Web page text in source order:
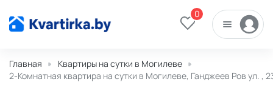
0
Главная
Квартиры на сутки в Могилеве
2-Комнатная квартира на сутки в Могилеве, Ганджеев Ров ул. ,